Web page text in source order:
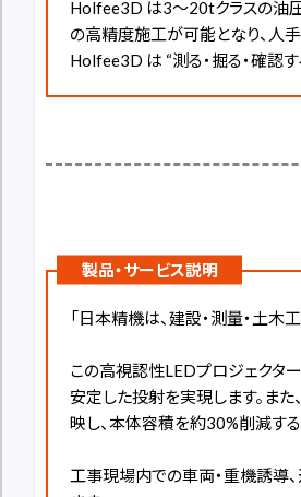
Holfee3D は3〜20tクラスの油圧
の高精度施工が可能となり、人
Holfee3D は “測る・掘る・確認
製品・サービス説明
「日本精機は、建設・測量・土
この高視認性LEDプロジェクタ
安定した投射を実現します。ま
映し、本体容積を約30%削減す
工事現場内での車両・重機誘導